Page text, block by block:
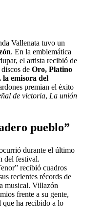
Vallenata tuvo un
. En la emblemática
el artista recibió de
de Oro, Platino
emisora del
premian el éxito
de victoria, La unión
pueblo”
durante el último
del festival.
recibió cuadros
recientes récords de
musical. Villazón
frente a su gente,
que ha recibido a lo